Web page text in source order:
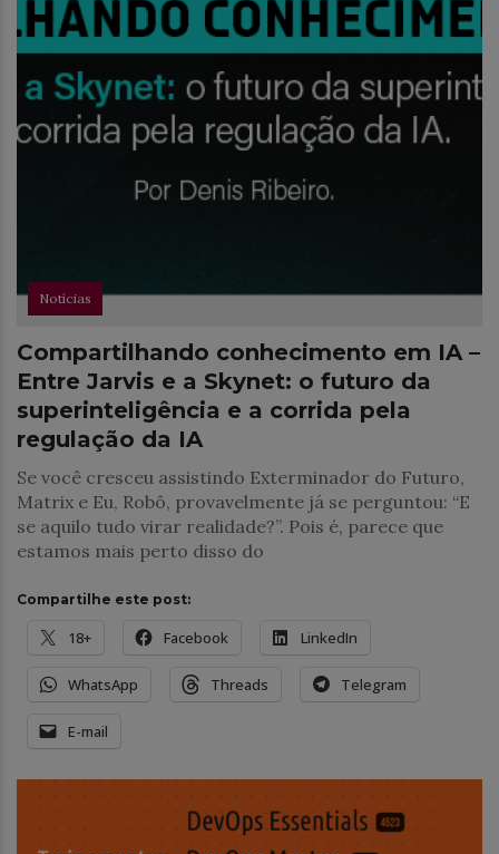
Notícias
Compartilhando conhecimento em IA –
Entre Jarvis e a Skynet: o futuro da
superinteligência e a corrida pela
regulação da IA
Se você cresceu assistindo Exterminador do Futuro,
Matrix e Eu, Robô, provavelmente já se perguntou: “E
se aquilo tudo virar realidade?”. Pois é, parece que
estamos mais perto disso do
Compartilhe este post:
18+ Facebook LinkedIn
WhatsApp Threads Telegram
E-mail